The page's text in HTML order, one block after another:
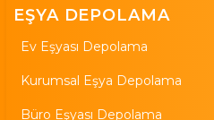
EŞYA DEPOLAMA
Ev Eşyası Depolama
Kurumsal Eşya Depolama
Büro Eşyası Depolama